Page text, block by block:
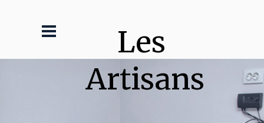
Les
Artisans